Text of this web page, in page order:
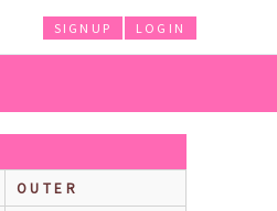
LOGIN
SIGNUP
OUTER